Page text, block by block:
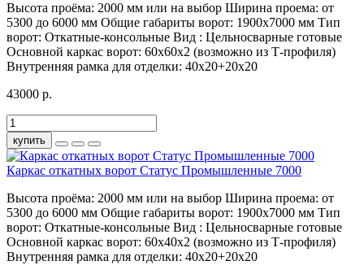
Высота проёма: 2000 мм или на выбор Ширина проема: от
5300 до 6000 мм Общие габариты ворот: 1900х7000 мм Тип
ворот: Откатные-консольные Вид : Цельносварные готовые
Основной каркас ворот: 60х60х2 (возможно из Т-профиля)
Внутренняя рамка для отделки: 40х20+20х20
43000 р.
купить
Каркас откатных ворот Статус Промышленные 7000
Высота проёма: 2000 мм или на выбор Ширина проема: от
5300 до 6000 мм Общие габариты ворот: 1900х7000 мм Тип
ворот: Откатные-консольные Вид : Цельносварные готовые
Основной каркас ворот: 60х40х2 (возможно из Т-профиля)
Внутренняя рамка для отделки: 40х20+20х20